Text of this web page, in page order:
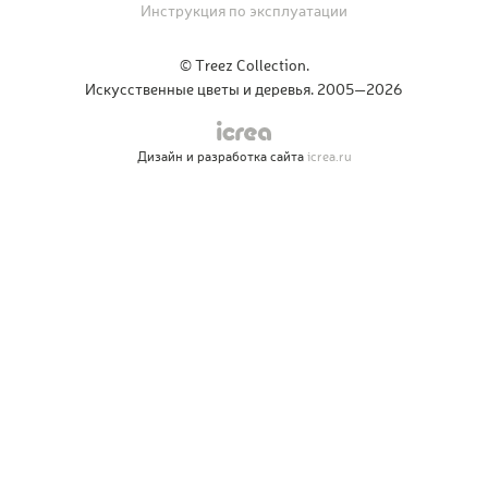
© Treez Collection.
Искусственные цветы и деревья. 2005—2026
Инструкция по эксплуатации
Дизайн и разработка сайтаicrea.ru